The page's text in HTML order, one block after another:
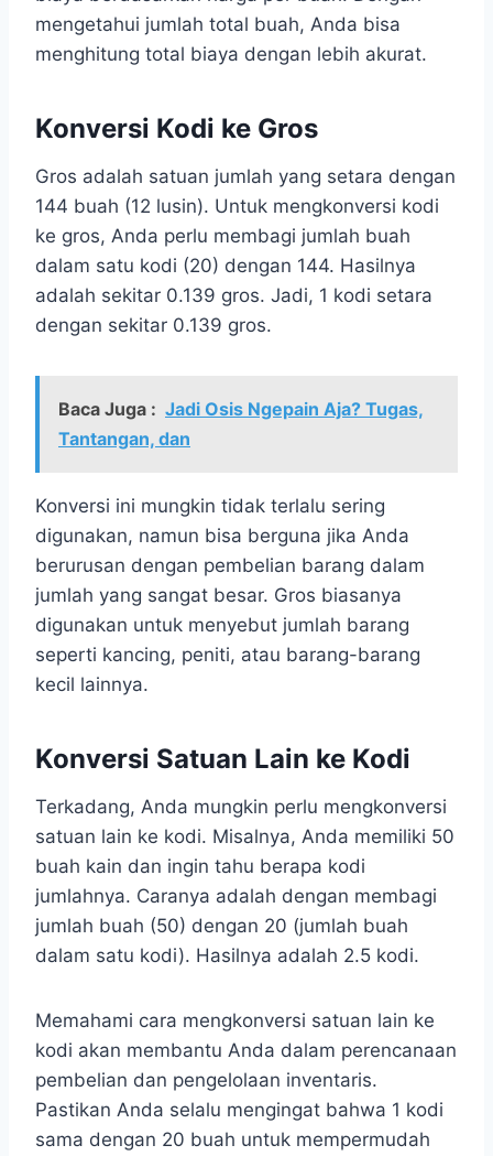
mengetahui jumlah total buah, Anda bisa
menghitung total biaya dengan lebih akurat.
Konversi Kodi ke Gros
Gros adalah satuan jumlah yang setara dengan
144 buah (12 lusin). Untuk mengkonversi kodi
ke gros, Anda perlu membagi jumlah buah
dalam satu kodi (20) dengan 144. Hasilnya
adalah sekitar 0.139 gros. Jadi, 1 kodi setara
dengan sekitar 0.139 gros.
Baca Juga : Jadi Osis Ngepain Aja? Tugas,
Tantangan, dan
Konversi ini mungkin tidak terlalu sering
digunakan, namun bisa berguna jika Anda
berurusan dengan pembelian barang dalam
jumlah yang sangat besar. Gros biasanya
digunakan untuk menyebut jumlah barang
seperti kancing, peniti, atau barang-barang
kecil lainnya.
Konversi Satuan Lain ke Kodi
Terkadang, Anda mungkin perlu mengkonversi
satuan lain ke kodi. Misalnya, Anda memiliki 50
buah kain dan ingin tahu berapa kodi
jumlahnya. Caranya adalah dengan membagi
jumlah buah (50) dengan 20 (jumlah buah
dalam satu kodi). Hasilnya adalah 2.5 kodi.
Memahami cara mengkonversi satuan lain ke
kodi akan membantu Anda dalam perencanaan
pembelian dan pengelolaan inventaris.
Pastikan Anda selalu mengingat bahwa 1 kodi
sama dengan 20 buah untuk mempermudah